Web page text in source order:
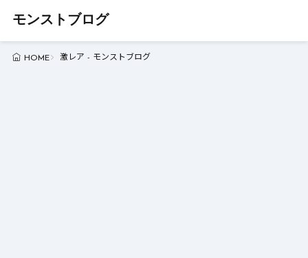
モンストブログ
HOME 激レア - モンストブログ